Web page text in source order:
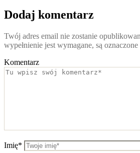
Dodaj komentarz
Twój adres email nie zostanie
wypełnienie jest wymagane, są
Komentarz
Imię*